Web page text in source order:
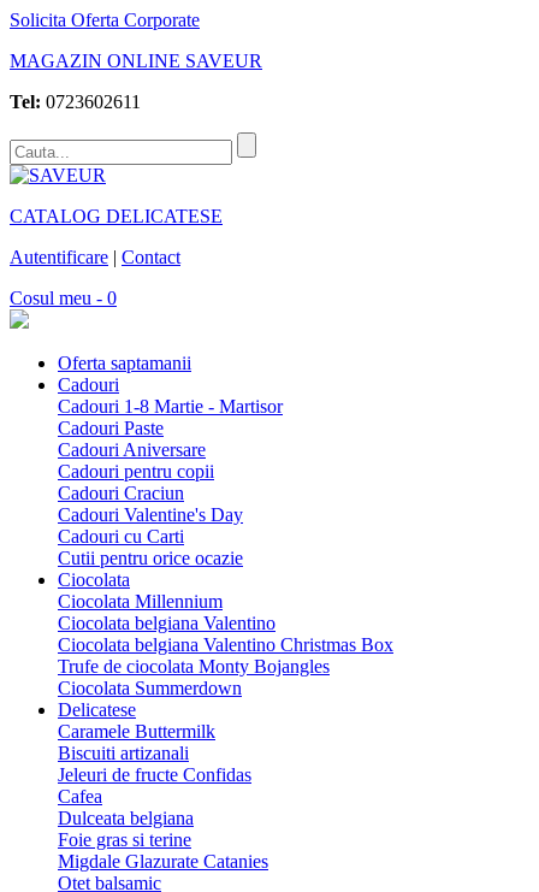
Solicita Oferta Corporate
MAGAZIN ONLINE SAVEUR
Tel: 0723602611
CATALOG DELICATESE
Autentificare | Contact
Cosul meu - 0
Oferta saptamanii
Cadouri
Cadouri 1-8 Martie - Martisor
Cadouri Paste
Cadouri Aniversare
Cadouri pentru copii
Cadouri Craciun
Cadouri Valentine's Day
Cadouri cu Carti
Cutii pentru orice ocazie
Ciocolata
Ciocolata Millennium
Ciocolata belgiana Valentino
Ciocolata belgiana Valentino Christmas Box
Trufe de ciocolata Monty Bojangles
Ciocolata Summerdown
Delicatese
Caramele Buttermilk
Biscuiti artizanali
Jeleuri de fructe Confidas
Cafea
Dulceata belgiana
Foie gras si terine
Migdale Glazurate Catanies
Otet balsamic